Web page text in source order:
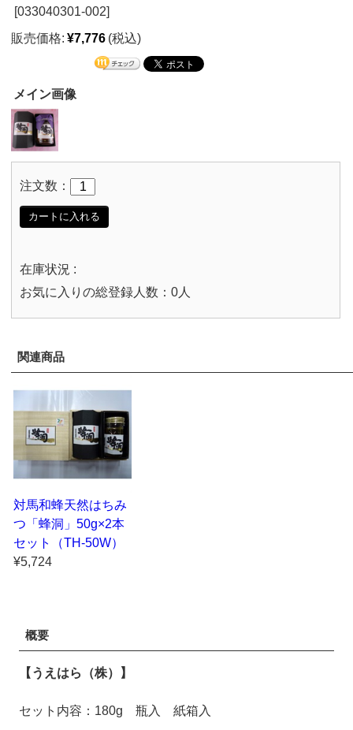
[033040301-002]
販売価格: ¥7,776 (税込)
メイン画像
注文数：
カートに入れる
在庫状況 :
お気に入りの総登録人数：0人
関連商品
対馬和蜂天然はちみ
つ「蜂洞」50g×2本
セット（TH-50W）
¥5,724
概要
【うえはら（株）】
セット内容：180g 瓶入 紙箱入